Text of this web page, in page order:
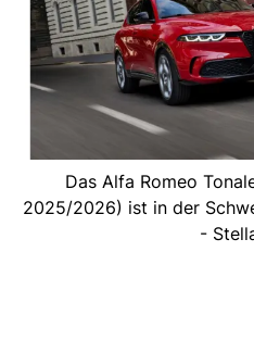
Das Alfa Romeo
2025/2026) ist in der
-